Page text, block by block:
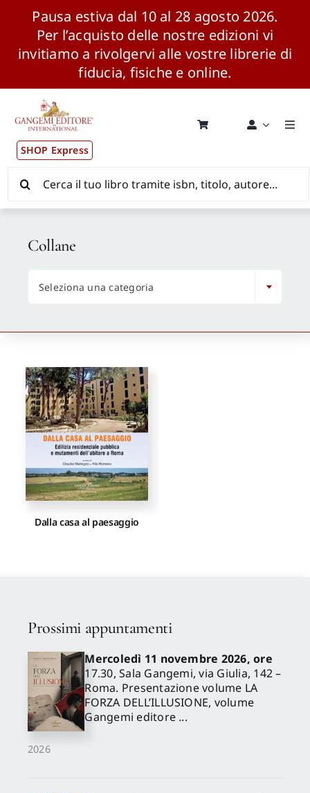
Pausa estiva dal 10 al 28 agosto 2026.
Per l’acquisto delle nostre edizioni vi
invitiamo a rivolgervi alle vostre librerie di
fiducia, fisiche e online.
contenuto
SHOP Express
Pubblicazioni
News ed Eventi
Distribuzione Wolrdwide
CONSIP / MEPA / ANVUR / CINECA
Autori
Proposte di pubblicazione
Gangemi Editore
Newsletter
per:
Dalla casa al paesaggio
Collane
Seleziona una categoria
Prossimi appuntamenti
2026
Mercoledì 11 novembre 2026, ore
17.30, Sala Gangemi, via Giulia, 142 –
Roma. Presentazione volume LA
FORZA DELL’ILLUSIONE, volume
Gangemi editore ...